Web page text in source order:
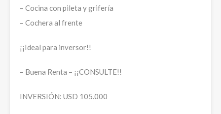
– Cocina con pileta y grifería
– Cochera al frente
¡¡Ideal para inversor!!
– Buena Renta – ¡¡CONSULTE!!
INVERSIÓN: USD 105.000